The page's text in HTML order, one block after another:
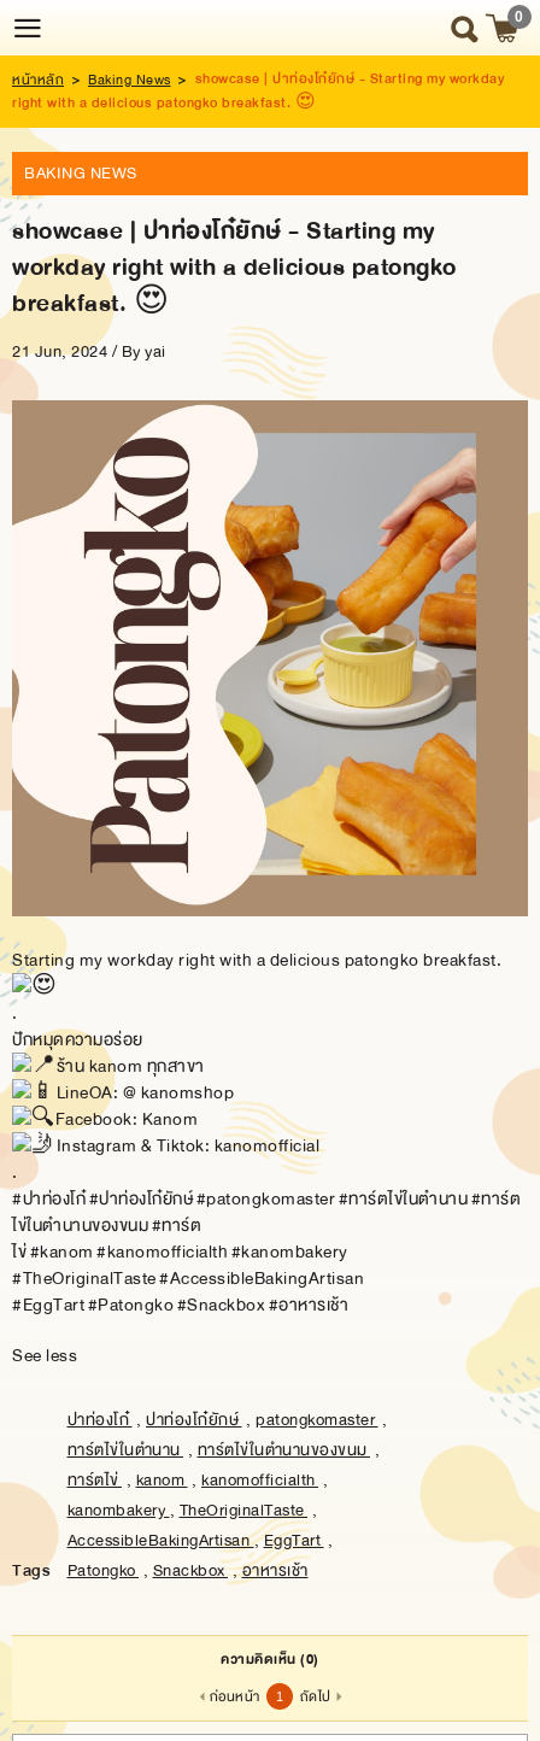
Login
Register
HOME
NEWS
UPDATE
US
SNACK
SNACK
BOX
BRANCH
CONTACT
0
หน้าหลัก > Baking News > showcase | ปาท่องโก๋ยักษ์ - Starting my workday
right with a delicious patongko breakfast. 😍
BAKING NEWS
showcase | ปาท่องโก๋ยักษ์ - Starting my
workday right with a delicious patongko
breakfast. 😍
21 Jun, 2024 / Byyai
Starting my workday right with a delicious patongko breakfast.
.
ปักหมุดความอร่อย
ร้าน kanom ทุกสาขา
LineOA: @ kanomshop
Facebook: Kanom
Instagram & Tiktok: kanomofficial
.
#ปาท่องโก๋#ปาท่องโก๋ยักษ์#patongkomaster#ทาร์ตไข่ในตำนาน#ทาร์ต
ไข่ในตำนานของขนม#ทาร์ต
ไข่#kanom#kanomofficialth#kanombakery
#TheOriginalTaste#AccessibleBakingArtisan
#EggTart#Patongko#Snackbox#อาหารเช้า
See less
Tags
ปาท่องโก๋ , ปาท่องโก๋ยักษ์ , patongkomaster ,
ทาร์ตไข่ในตำนาน , ทาร์ตไข่ในตำนานของขนม ,
ทาร์ตไข่ , kanom , kanomofficialth ,
kanombakery , TheOriginalTaste ,
AccessibleBakingArtisan,EggTart ,
Patongko , Snackbox,อาหารเช้า
ความคิดเห็น(0)
ก่อนหน้า 1 ถัดไป